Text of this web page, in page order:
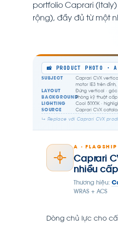
portfolio Caprari
rộng), đầy đủ từ một
📸 PRODUCT PHOTO ·
SUBJECT
Caprari CVX
motor IE3 trên
LAYOUT
Đứng vertical · góc
BACKGROUNDPhòng kỹ thuật cấp
LIGHTING
Cool 5000K ·
SOURCE
Caprari CVX
↳ Replace với Caprari CVX
A · FLAGSHIP
Caprari
nhiều cấp
Thương hiệu:
WRAS + ACS
Dòng chủ lực cho